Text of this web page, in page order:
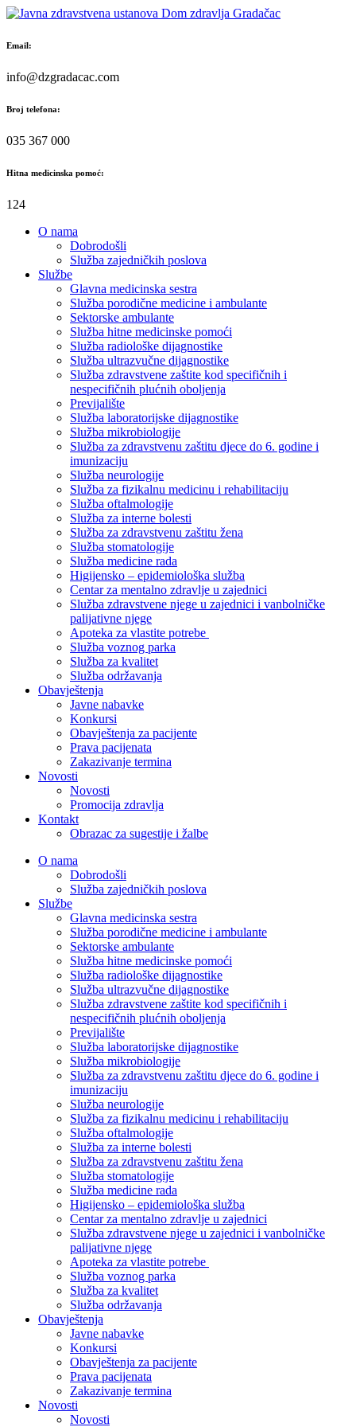
Skip
content
Email:
info@dzgradacac.com
Broj telefona:
035 367 000
Hitna medicinska pomoć:
124
O nama
Dobrodošli
Služba zajedničkih poslova
Službe
Glavna medicinska sestra
Služba porodične medicine i ambulante
Sektorske ambulante
Služba hitne medicinske pomoći
Služba radiološke dijagnostike
Služba ultrazvučne dijagnostike
Služba zdravstvene zaštite kod specifičnih i
nespecifičnih plućnih oboljenja
Previjalište
Služba laboratorijske dijagnostike
Služba mikrobiologije
Služba za zdravstvenu zaštitu djece do 6. godine i
imunizaciju
Služba neurologije
Služba za fizikalnu medicinu i rehabilitaciju
Služba oftalmologije
Služba za interne bolesti
Služba za zdravstvenu zaštitu žena
Služba stomatologije
Služba medicine rada
Higijensko – epidemiološka služba
Centar za mentalno zdravlje u zajednici
Služba zdravstvene njege u zajednici i vanbolničke
palijativne njege
Apoteka za vlastite potrebe
Služba voznog parka
Služba za kvalitet
Služba održavanja
Obavještenja
Javne nabavke
Konkursi
Obavještenja za pacijente
Prava pacijenata
Zakazivanje termina
Novosti
Novosti
Promocija zdravlja
Kontakt
Obrazac za sugestije i žalbe
O nama
Dobrodošli
Služba zajedničkih poslova
Službe
Glavna medicinska sestra
Služba porodične medicine i ambulante
Sektorske ambulante
Služba hitne medicinske pomoći
Služba radiološke dijagnostike
Služba ultrazvučne dijagnostike
Služba zdravstvene zaštite kod specifičnih i
nespecifičnih plućnih oboljenja
Previjalište
Služba laboratorijske dijagnostike
Služba mikrobiologije
Služba za zdravstvenu zaštitu djece do 6. godine i
imunizaciju
Služba neurologije
Služba za fizikalnu medicinu i rehabilitaciju
Služba oftalmologije
Služba za interne bolesti
Služba za zdravstvenu zaštitu žena
Služba stomatologije
Služba medicine rada
Higijensko – epidemiološka služba
Centar za mentalno zdravlje u zajednici
Služba zdravstvene njege u zajednici i vanbolničke
palijativne njege
Apoteka za vlastite potrebe
Služba voznog parka
Služba za kvalitet
Služba održavanja
Obavještenja
Javne nabavke
Konkursi
Obavještenja za pacijente
Prava pacijenata
Zakazivanje termina
Novosti
Novosti